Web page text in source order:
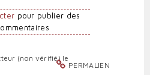
pour publier des
PERMALIEN
(non vérifié) le